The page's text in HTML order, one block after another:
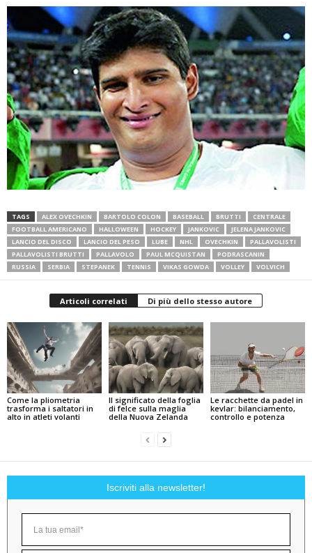
TAGS ALEX OVECHKIN BARTOLO COLON BASEBALL BRUTTI
CENTRALE
FOOTBALL AMERICANO
HALLOWEEN HOCKEY JANKOVIC
JELENA JANKOVIC
LANCIO DEL DISCO
LANCIO DEL PESO LUBE NHL OVECHKIN
PALLAVOLISTI
PALLAVOLISTI BRUTTI
PALLAVOLO PAUL MCQUISTAN
PODRASCANIN
RUSSIA
SERBIA STEPANEK TENNIS VIKAS GOWDA VOLLEY VOLVICH
Articoli correlati Di più dello stesso autore
Come la pliometria
trasforma i saltatori in
alto in atleti volanti
Il significato della foglia
di felce sulla maglia
della Nuova Zelanda
Le racchette da padel in
kevlar: bilanciamento,
controllo e potenza
Iscriviti alla newsletter!